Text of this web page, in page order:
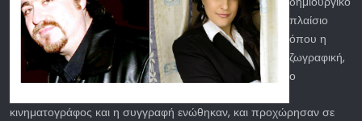
πλαίσιο
όπου η
ζωγραφική,
ο
κινηματογράφος και η συγγραφή ενώθηκαν, και προχώρησαν σε